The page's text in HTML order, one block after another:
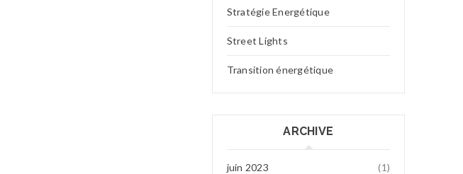
Stratégie Energétique
Street Lights
Transition énergétique
ARCHIVE
juin 2023 (1)